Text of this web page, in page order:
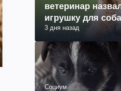
ветеринар
игрушку для
3 дня назад
Социум